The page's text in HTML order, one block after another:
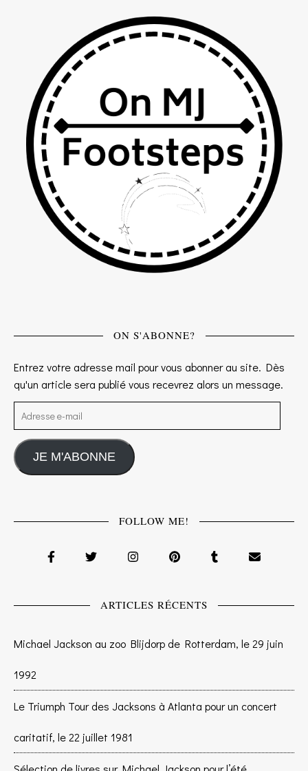
ON S'ABONNE?
Entrez votre adresse mail pour vous abonner au site. Dès
qu'un article sera publié vous recevrez alors un message.
Adresse e-mail
JE M'ABONNE
FOLLOW ME!
ARTICLES RÉCENTS
Michael Jackson au zoo Blijdorp de Rotterdam, le 29 juin
1992
Le Triumph Tour des Jacksons à Atlanta pour un concert
caritatif, le 22 juillet 1981